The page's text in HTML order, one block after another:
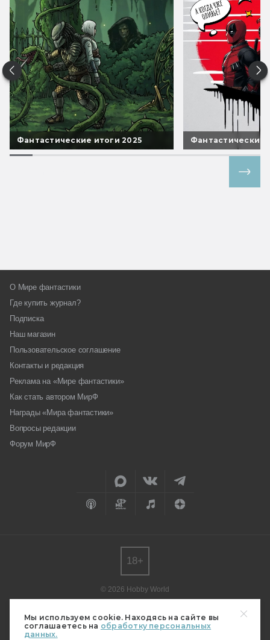
Мы используем cookie. Находясь на сайте вы
соглашаетесь на обработку персональных
данных.
Фантастические итоги 2025 Фантастические
О Мире фантастики
Где купить журнал?
Подписка
Наш магазин
Пользовательское соглашение
Контакты и редакция
Реклама на «Мире фантастики»
Как стать автором МирФ
Награды «Мира фантастики»
Вопросы редакции
Форум МирФ
© 2026 Hobby World
редакции.
Мнение авторов может не совпадать с мнением редакции.
18+